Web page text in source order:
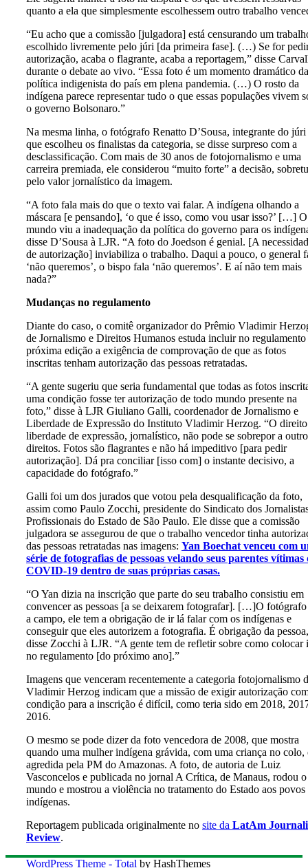
quanto a ela que simplesmente escolhessem outro trabalho
“Eu acho que a comissão [julgadora] está censurando um
escolhido livremente pelo júri [da primeira fase]. (…) Se for
autorização, acaba o flagrante, acaba a reportagem,” disse
durante o debate ao vivo. “Essa foto é um momento dramático da
política indigenista do país em plena pandemia. (…) O rosto da
indígena parece representar tudo o que essas populações vivem
o governo Bolsonaro.”
Na mesma linha, o fotógrafo Renatto D’Sousa, integrante do júri
que escolheu os finalistas da categoria, se disse surpreso com a
desclassificação. Com mais de 30 anos de fotojornalismo e uma
carreira premiada, ele considerou “muito forte” a decisão,
pelo valor jornalístico da imagem.
“A foto fala mais do que o texto vai falar. A indígena olhando a
máscara [e pensando], ‘o que é isso, como vou usar isso?’ […] O
mundo viu a inadequação da política do governo para os
disse D’Sousa à LJR. “A foto do Joedson é genial. [A
de autorização] inviabiliza o trabalho. Daqui a pouco, o general
‘não queremos’, o bispo fala ‘não queremos’. E aí não tem mais
nada?”
Mudanças no regulamento
Diante do caso, o comitê organizador do Prêmio Vladimir
de Jornalismo e Direitos Humanos estuda incluir no regulamento
próxima edição a exigência de comprovação de que as fotos
inscritas tenham autorização das pessoas retratadas.
“A gente sugeriu que seria fundamental que todas as fotos
uma condição fosse ter autorização de todo mundo presente na
foto,” disse à LJR Giuliano Galli, coordenador de Jornalismo e
Liberdade de Expressão do Instituto Vladimir Herzog. “O
liberdade de expressão, jornalístico, não pode se sobrepor a
direitos. Fotos são flagrantes e não há impeditivo [para pedir
autorização]. Dá pra conciliar [isso com] o instante decisivo, a
capacidade do fotógrafo.”
Galli foi um dos jurados que votou pela desqualificação da foto,
assim como Paulo Zocchi, presidente do Sindicato dos
Profissionais do Estado de São Paulo. Ele disse que a comissão
julgadora se assegurou de que o trabalho vencedor tinha
das pessoas retratadas nas imagens: Yan Boechat venceu com
série de fotografias de pessoas velando seus parentes vítimas
COVID-19 dentro de suas próprias casas.
“O Yan dizia na inscrição que parte do seu trabalho consistiu em
convencer as pessoas [a se deixarem fotografar]. […]O
a campo, ele tem a obrigação de ir lá falar com os indígenas e
conseguir que eles autorizem a fotografia. É obrigação da
disse Zocchi à LJR. “A gente tem de refletir sobre como colocar
no regulamento [do próximo ano].”
Imagens que venceram recentemente a categoria fotojornalismo
Vladimir Herzog indicam que a missão de exigir autorização
condição para a inscrição é difícil, como teria sido em 2018,
2016.
O mesmo se pode dizer da foto vencedora de 2008, que mostra
quando uma mulher indígena grávida, com uma criança no colo,
agredida pela PM do Amazonas. A foto, de autoria de Luiz
Vasconcelos e publicada no jornal A Crítica, de Manaus, rodou o
mundo e mostrou a violência no tratamento do Estado aos povos
indígenas.
Reportagem publicada originalmente no site da LatAm
Review.
WordPress Theme - Total by HashThemes